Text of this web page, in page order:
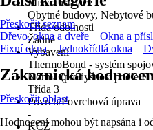
Místo instalace
Obytné budovy, Nebytové
Třída odolnosti
Žádné
Vybavení
ThermoBond - systém
Norma (prodyšnost podle
Třída 3
Povrch/Povrchová úprava
-
KČZ
Přeskočit seznam
Dřevo, okna a dveře
Okna a
Fixní okna
Jednokřídlá okna
Zákaznická
Přeskočit oblast
Hodnocení mohou být napsána i